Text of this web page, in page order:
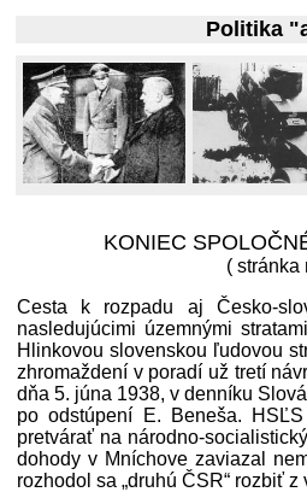
Politika
KONIEC
( stránka
Cesta k rozpadu aj Česko-
nasledujúcimi územnými
Hlinkovou slovenskou ľudovou
zhromaždení v poradí už tretí
dňa 5. júna 1938, v denníku
po odstúpení E. Beneša.
pretvárať na národno-
dohody v Mníchove zaviazal
rozhodol sa „druhú ČSR“ rozbiť z